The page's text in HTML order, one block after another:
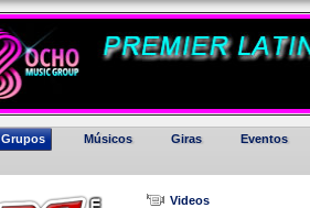
Grupos Músicos Giras Eventos
Videos